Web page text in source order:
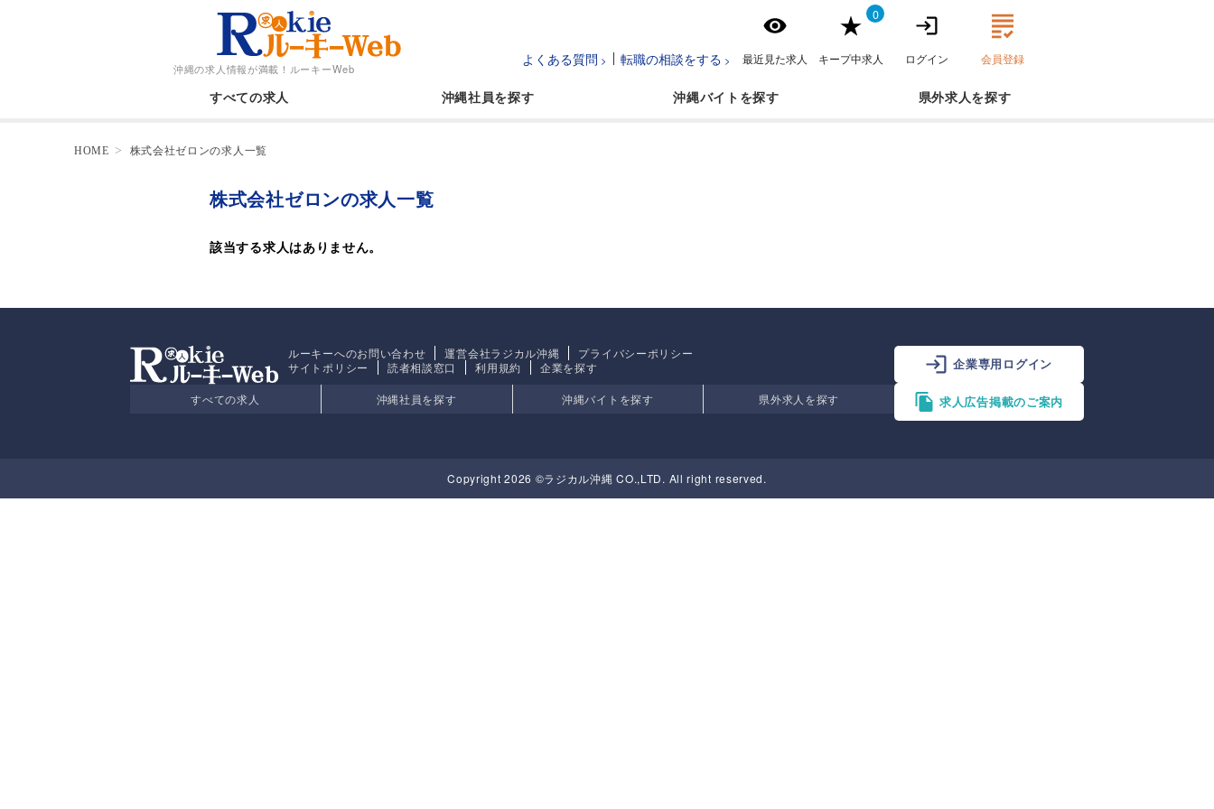
沖縄の求人情報が満載！ ルーキーWeb
よくある質問 転職の相談をする 最近見た求人
0
キープ中求人 ログイン 会員登録
すべての求人 沖縄社員 沖縄バイト 県外求人
HOME 株式会社ゼロンの求人一覧
株式会社ゼロンの求人一覧
該当する求人はありません。
ルーキーへのお問い合わせ 運営会社ラジカル沖縄
プライバシーポリシー
サイトポリシー
読者相談窓口 利用規約 企業を探す
すべての求人 沖縄社員を探す 沖縄バイトを探す 県外求人を探す
企業専用ログイン
求人広告掲載のご案内
Copyright 2026 ©ラジカル沖縄 CO.,LTD. All right reserved.